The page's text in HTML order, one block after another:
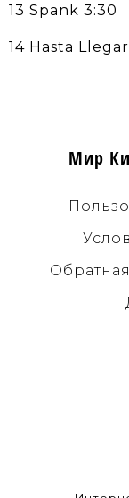
13 Spank 3:30
14 Hasta
Мир